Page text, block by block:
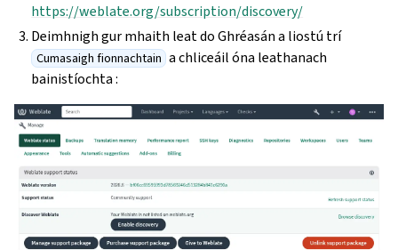
https://weblate.org/subscription/discovery/
Deimhnigh gur mhaith leat do Ghréasán a liostú trí
Cumasaigh fionnachtain a chliceáil óna leathanach
bainistíochta :